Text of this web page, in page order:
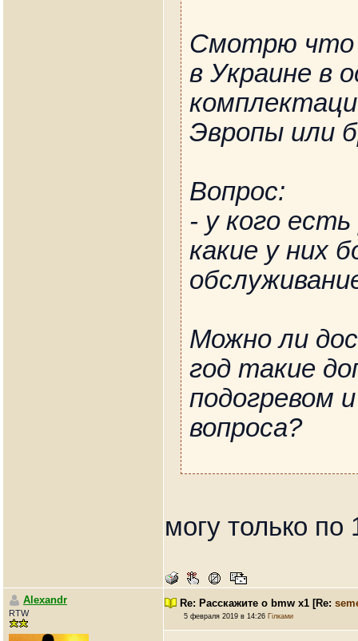
Смотрю что
в Украине в
Эвропы или
Вопрос:
- у кого
какие у них
Можно ли
год такие
подогревом
вопроса?
могу только по
Alexandr
RTW
Re: Расскажите о bmw x1 [Re:
5 февраля 2019 в 14:26 Гілками